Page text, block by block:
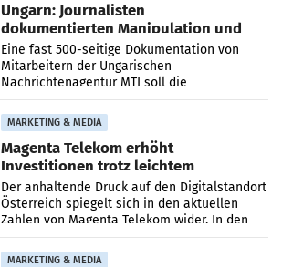
Ungarn: Journalisten
dokumentierten Manipulation und
Zensur
Eine fast 500-seitige Dokumentation von
Mitarbeitern der Ungarischen
Nachrichtenagentur MTI soll die
systematische Nachrichten-Manipulation und
Zensur bei der Agentur während der Zeit
MARKETING & MEDIA
Magenta Telekom erhöht
Investitionen trotz leichtem
Umsatzrückgang
Der anhaltende Druck auf den Digitalstandort
Österreich spiegelt sich in den aktuellen
Zahlen von Magenta Telekom wider. In den
ersten sechs Monaten des laufenden Jahres
verzeichnete
MARKETING & MEDIA